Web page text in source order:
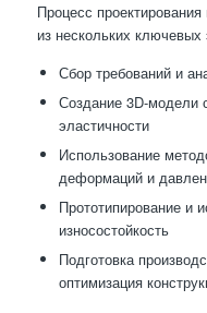
Процесс
из нескольких ключевых
Сбор требований и
Создание 3D-модели
эластичности
Использование
деформаций и
Прототипирование и
износостойкость
Подготовка
оптимизация